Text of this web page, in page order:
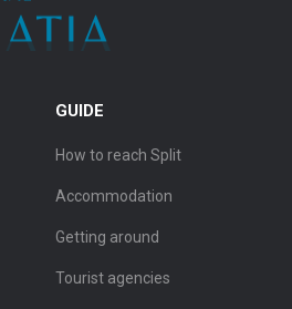
GUIDE
How to reach Split
Accommodation
Getting around
Tourist agencies